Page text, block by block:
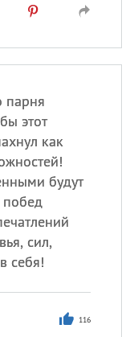
парня
этот
как
будут
сил,
себя!
116